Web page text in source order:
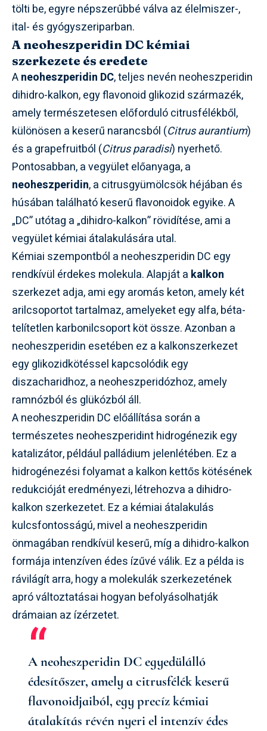
tölti be, egyre népszerűbbé válva az élelmiszer-,
ital- és gyógyszeriparban.
A neoheszperidin DC kémiai
szerkezete és eredete
Aneoheszperidin DC, teljes nevén neoheszperidin
dihidro-kalkon, egy flavonoid glikozid származék,
amely természetesen előforduló citrusfélékből,
különösen a keserű narancsból (Citrus aurantium)
és a grapefruitból (Citrus paradisi) nyerhető.
Pontosabban, a vegyület előanyaga, a
neoheszperidin, a citrusgyümölcsök héjában és
húsában található keserű flavonoidok egyike. A
„DC” utótag a „dihidro-kalkon” rövidítése, ami a
vegyület kémiai átalakulására utal.
Kémiai szempontból a neoheszperidin DC egy
rendkívül érdekes molekula. Alapját a kalkon
szerkezet adja, ami egy aromás keton, amely két
arilcsoportot tartalmaz, amelyeket egy alfa, béta-
telítetlen karbonilcsoport köt össze. Azonban a
neoheszperidin esetében ez a kalkonszerkezet
egy glikozidkötéssel kapcsolódik egy
diszacharidhoz, a neoheszperidózhoz, amely
ramnózból és glükózból áll.
A neoheszperidin DC előállítása során a
természetes neoheszperidint hidrogénezik egy
katalizátor, például palládium jelenlétében. Ez a
hidrogénezési folyamat a kalkon kettős kötésének
redukcióját eredményezi, létrehozva a dihidro-
kalkon szerkezetet. Ez a kémiai átalakulás
kulcsfontosságú, mivel a neoheszperidin
önmagában rendkívül keserű, míg a dihidro-kalkon
formája intenzíven édes ízűvé válik. Ez a példa is
rávilágít arra, hogy a molekulák szerkezetének
apró változtatásai hogyan befolyásolhatják
drámaian az ízérzetet.
A neoheszperidin DC egyedülálló
édesítőszer, amely a citrusfélék keserű
flavonoidjaiból, egy precíz kémiai
átalakítás révén nyeri el intenzív édes